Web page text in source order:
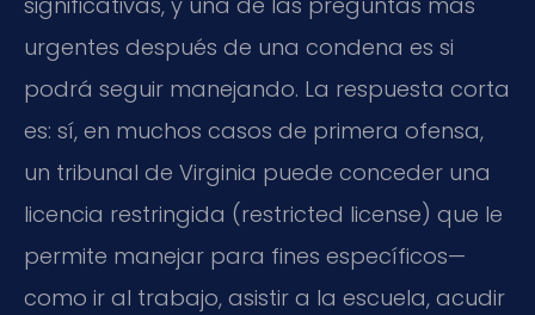
urgentes después de una condena es si
podrá seguir manejando. La respuesta corta
es: sí, en muchos casos de primera ofensa,
un tribunal de Virginia puede conceder una
licencia restringida (restricted license) que le
permite manejar para fines específicos—
como ir al trabajo, asistir a la escuela, acudir